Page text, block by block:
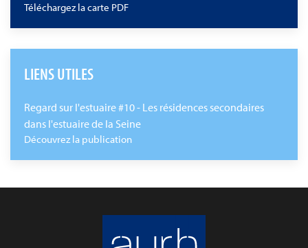
Téléchargez la carte PDF
LIENS UTILES
Regard sur l'estuaire #10 - Les résidences secondaires
dans l'estuaire de la Seine
Découvrez la publication